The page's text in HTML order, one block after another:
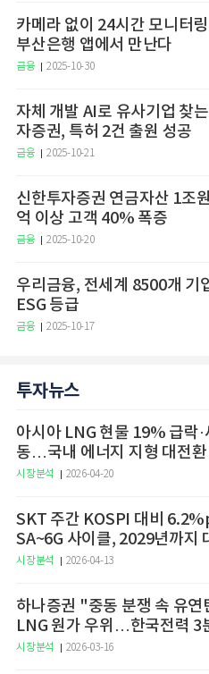
카메라 없이 24시간 모니터
부산은행 앱에서 만난다
금융 2025-10-30
자체 개발 AI로 유사기업 찾
자증권, 특허 2건 출원 성공
금융 2025-10-21
신한투자증권 연금자산 1조
억 이상 고객 40% 폭증
금융 2025-10-20
우리금융, 전세계 8500개 기
ESG 등급
금융 2025-10-17
투자뉴스
아시아 LNG 현물 19% 급락·
동…국내 에너지 지형 대전환
시장분석 2026-04-20
SKT 주간 KOSPI 대비
SA~6G 사이클, 2029년까지
예고
시장분석 2026-04-13
하나증권 "중동 분쟁 속 유연
LNG 원가 우위…한국전력 3
승 전망"
시장분석 2026-03-16